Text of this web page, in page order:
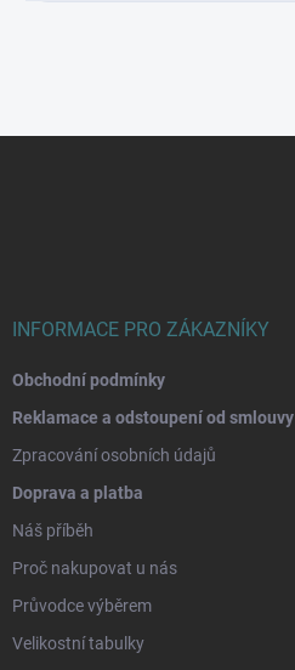
INFORMACE PRO ZÁKAZNÍKY
Obchodní podmínky
Reklamace a odstoupení od smlouvy
Zpracování osobních údajů
Doprava a platba
Náš příběh
Proč nakupovat u nás
Průvodce výběrem
Velikostní tabulky